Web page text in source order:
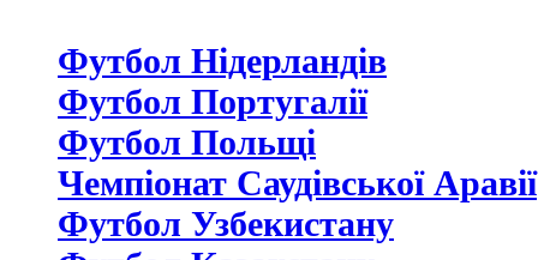
Футбол Нідерландiв
Футбол Португалії
Футбол Польщі
Чемпіонат Саудівської Аравії
Футбол Узбекистану